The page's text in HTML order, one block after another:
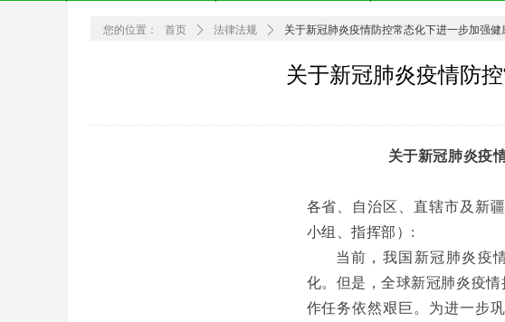
您的位置： 首页 ꄲ 法律法规 ꄲ 关于新冠肺炎疫情防控常态化下进一步加强
关于新冠肺炎疫情防
关于新冠肺炎疫
各省、自治区、直辖市及新
小组、指挥部）:
当前，我国新冠肺炎疫
化。但是，全球新冠肺炎疫
作任务依然艰巨。为进一步